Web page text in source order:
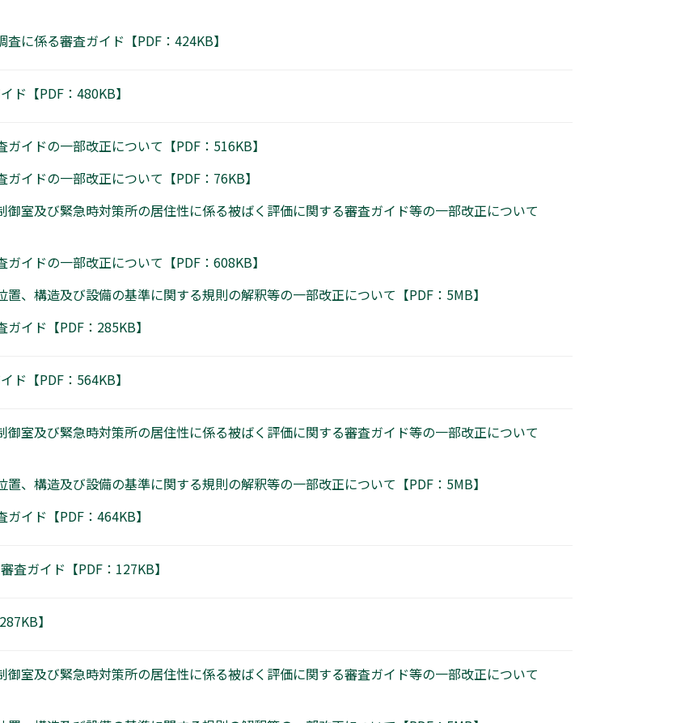
に係る審査ガイド【PDF：424KB】
ド【PDF：480KB】
イドの一部改正について【PDF：516KB】
イドの一部改正について【PDF：76KB】
室及び緊急時対策所の居住性に係る被ばく評価に関する審査ガイド等の一部改正について
イドの一部改正について【PDF：608KB】
、構造及び設備の基準に関する規則の解釈等の一部改正について【PDF：5MB】
イド【PDF：285KB】
ド【PDF：564KB】
室及び緊急時対策所の居住性に係る被ばく評価に関する審査ガイド等の一部改正について
、構造及び設備の基準に関する規則の解釈等の一部改正について【PDF：5MB】
イド【PDF：464KB】
査ガイド【PDF：127KB】
】
室及び緊急時対策所の居住性に係る被ばく評価に関する審査ガイド等の一部改正について